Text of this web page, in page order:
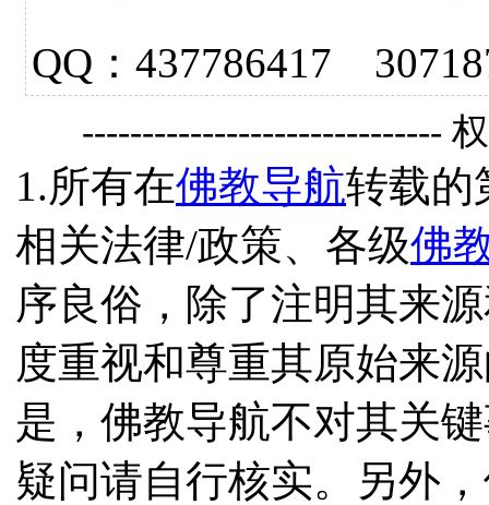
QQ：437786417
------------------------------
1.所有在佛教导航转载的
相关法律/政策、各级佛
序良俗，除了注明其来
度重视和尊重其原始来
是，佛教导航不对其关
疑问请自行核实。另外